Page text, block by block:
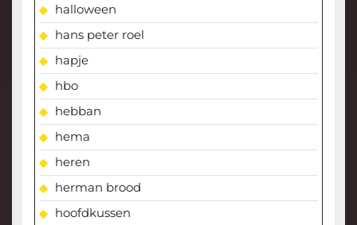
halloween
hans peter roel
hapje
hbo
hebban
hema
heren
herman brood
hoofdkussen